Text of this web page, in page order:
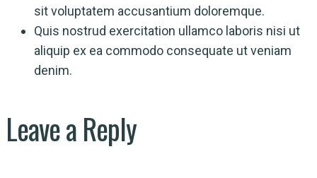
sit voluptatem accusantium doloremque.
Quis nostrud exercitation ullamco laboris nisi ut
aliquip ex ea commodo consequate ut veniam
denim.
Leave a Reply